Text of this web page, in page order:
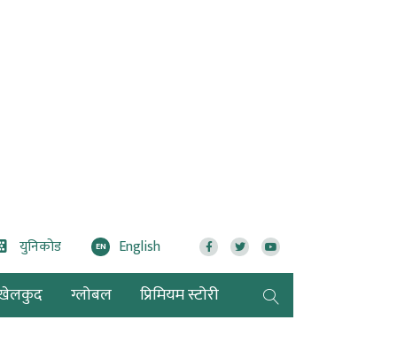
युनिकोड EN English
ग्लोबल प्रिमियम स्टोरी